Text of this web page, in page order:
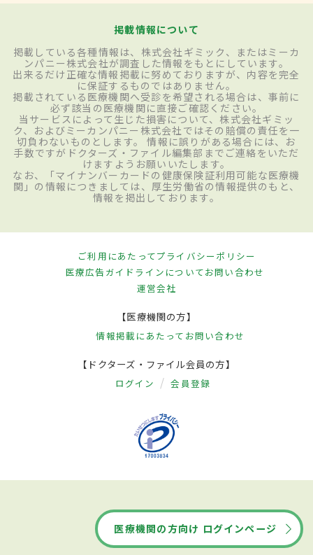
掲載情報について
掲載している各種情報は、株式会社ギミック、またはミーカ
ンパニー株式会社が調査した情報をもとにしています。
出来るだけ正確な情報掲載に努めておりますが、内容を完全
に保証するものではありません。
掲載されている医療機関へ受診を希望される場合は、事前に
必ず該当の医療機関に直接ご確認ください。
当サービスによって生じた損害について、株式会社ギミッ
ク、およびミーカンパニー株式会社ではその賠償の責任を一
切負わないものとします。 情報に誤りがある場合には、お
手数ですがドクターズ・ファイル編集部までご連絡をいただ
けますようお願いいたします。
なお、「マイナンバーカードの健康保険証利用可能な医療機
関」の情報につきましては、厚生労働省の情報提供のもと、
情報を掲出しております。
ご利用にあたってプライバシーポリシー
医療広告ガイドラインについてお問い合わせ
運営会社
【医療機関の方】
情報掲載にあたって お問い合わせ
【ドクターズ・ファイル会員の方】
ログイン 会員登録
医療機関の方向け ログインページ